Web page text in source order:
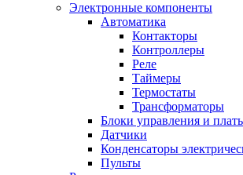
Электронные компоненты
Автоматика
Контакторы
Контроллеры
Реле
Таймеры
Термостаты
Трансформаторы
Блоки управления и
Датчики
Конденсаторы
Пульты